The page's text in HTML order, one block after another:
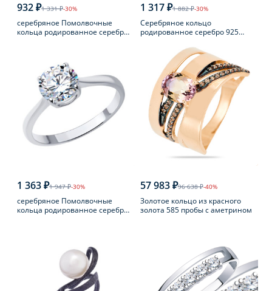
932 ₽1 331 ₽-30%
серебряное Помолвочные
кольца родированное серебро
1 317 ₽1 882 ₽-30%
Серебряное кольцо
родированное серебро 925
1 363 ₽1 947 ₽-30%
серебряное Помолвочные
кольца родированное серебро
57 983 ₽96 638 ₽-40%
Золотое кольцо из красного
золота 585 пробы с аметрином